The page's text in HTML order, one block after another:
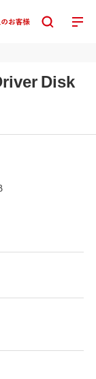
Disk